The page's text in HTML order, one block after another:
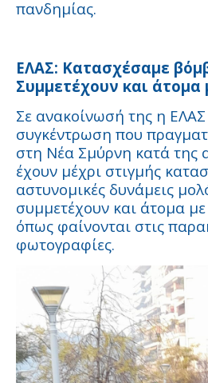
πανδημίας.
ΕΛΑΣ: Κατασχέσαμε
Συμμετέχουν και άτομα
Σε ανακοίνωσή της η ΕΛΑΣ
συγκέντρωση που
στη Νέα Σμύρνη κατά της
έχουν μέχρι στιγμής
αστυνομικές δυνάμεις
συμμετέχουν και άτομα
όπως φαίνονται στις
φωτογραφίες.